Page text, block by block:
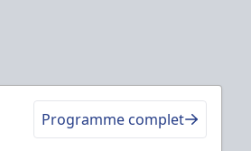
Programme complet